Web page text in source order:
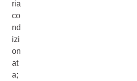
ria
co
nd
izi
on
at
a;